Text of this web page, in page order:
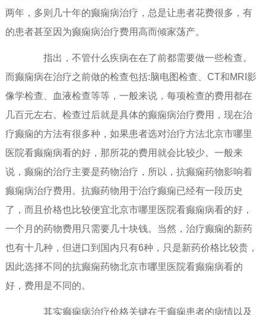
两年，多则几十年的癫痫病治疗，总是让患者花费很多，有
的患者甚至因为癫痫病治疗费用高而倾家荡产。
指出，不管什么疾病在在了前都需要做一些检查。
而癫痫病在治疗之前做的检查包括:脑电图检查、CT和MRI影
像学检查、血液检查等等，一般来说，每项检查的费用都在
几百元左右。检查过后就是具体的癫痫病治疗费用，现在治
疗癫痫的方法有很多种，如果患者选对治疗方法北京市哪里
医院看癫痫病看的好，那所花的费用就会比较少。一般来
说，癫痫的治疗主要是药物治疗，所以，抗癫痫药物影响着
癫痫病治疗费用。抗癫药物用于治疗癫痫已经有一段历史
了，而且价格也比较便宜北京市哪里医院看癫痫病看的好，
一个月的药物费用只需要几十块钱。当然，治疗癫痫的新药
也有十几种，但进口到国内只有6种，只是新药价格比较贵，
因此选择不同的抗癫痫药物北京市哪里医院看癫痫病看的
好，费用是不同的。
其实癫痫病治疗价格关键在于癫痫患者的病情以及